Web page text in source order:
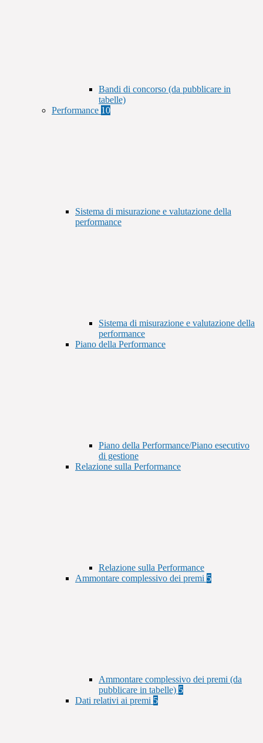
Bandi di concorso (da pubblicare in
tabelle)
Performance 10
Sistema di misurazione e valutazione della
performance
Sistema di misurazione e valutazione della
performance
Piano della Performance
Piano della Performance/Piano esecutivo
di gestione
Relazione sulla Performance
Relazione sulla Performance
Ammontare complessivo dei premi 5
Ammontare complessivo dei premi (da
pubblicare in tabelle) 5
Dati relativi ai premi 5